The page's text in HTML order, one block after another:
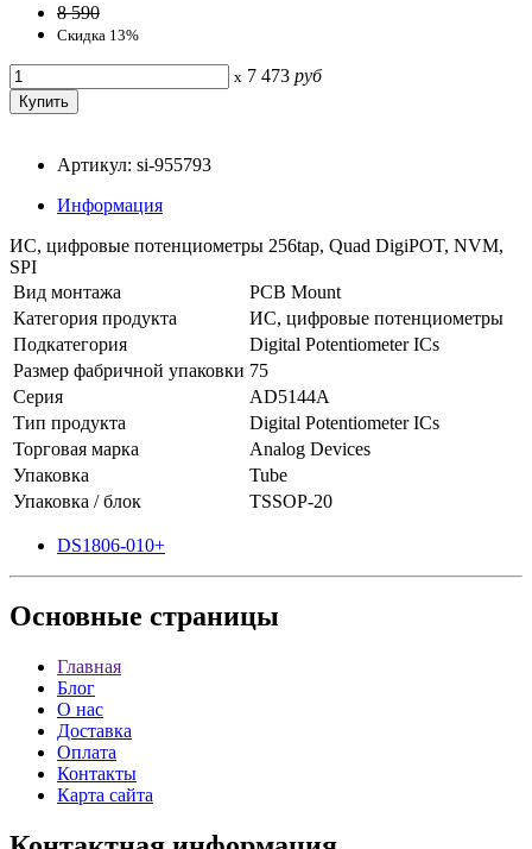
8 590
Скидка 13%
x 7 473 руб
Артикул: si-955793
Информация
ИС, цифровые потенциометры 256tap, Quad DigiPOT, NVM,
SPI
Вид монтажа
PCB Mount
Категория продукта
ИС, цифровые потенциометры
Подкатегория
Digital Potentiometer ICs
Размер фабричной упаковки 75
Серия
AD5144A
Тип продукта
Digital Potentiometer ICs
Торговая марка
Analog Devices
Упаковка
Tube
Упаковка / блок
TSSOP-20
DS1806-010+
Основные страницы
Главная
Блог
О нас
Доставка
Оплата
Контакты
Карта сайта